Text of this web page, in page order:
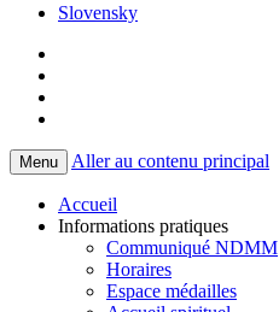
Slovensky
Menu Aller au contenu principal
Accueil
Informations pratiques
Communiqué NDMM
Horaires
Espace médailles